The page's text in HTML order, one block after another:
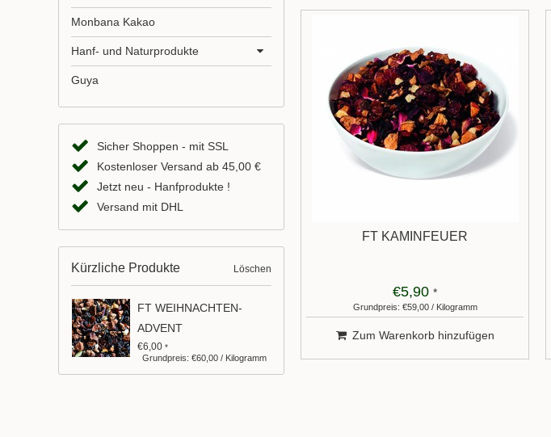
FT KAMINFEUER
€5,90*
Grundpreis: €59,00 / Kilogramm
Zum Warenkorb hinzufügen
Monbana Kakao
Hanf- und Naturprodukte
Guya
Sicher Shoppen - mit SSL
Kostenloser Versand ab 45,00 €
Jetzt neu - Hanfprodukte !
Versand mit DHL
Kürzliche Produkte Löschen
FT WEIHNACHTEN-
ADVENT
€6,00*
Grundpreis: €60,00 / Kilogramm